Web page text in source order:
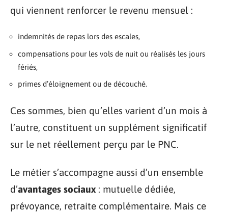
qui viennent renforcer le revenu mensuel :
indemnités de repas lors des escales,
compensations pour les vols de nuit ou réalisés les jours
fériés,
primes d’éloignement ou de découché.
Ces sommes, bien qu’elles varient d’un mois à
l’autre, constituent un supplément significatif
sur le net réellement perçu par le PNC.
Le métier s’accompagne aussi d’un ensemble
d’avantages sociaux : mutuelle dédiée,
prévoyance, retraite complémentaire. Mais ce